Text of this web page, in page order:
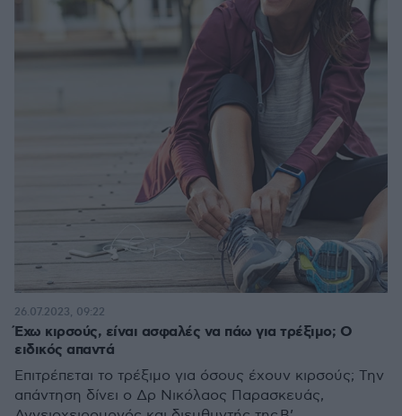
καλοκαίρι
Έχω κιρσούς, είναι ασφαλές να πάω για τρέξιμο; Ο
ειδικός απαντά
Επιτρέπεται το τρέξιμο για όσους έχουν κιρσούς; Την
απάντηση δίνει ο Δρ Νικόλαος Παρασκευάς,
26.07.2023, 09:22